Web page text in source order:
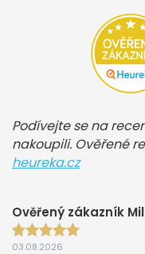
Podívejte se na
nakoupili. Ověřené
heureka.cz
Ověřený zákazník
03.08.2026